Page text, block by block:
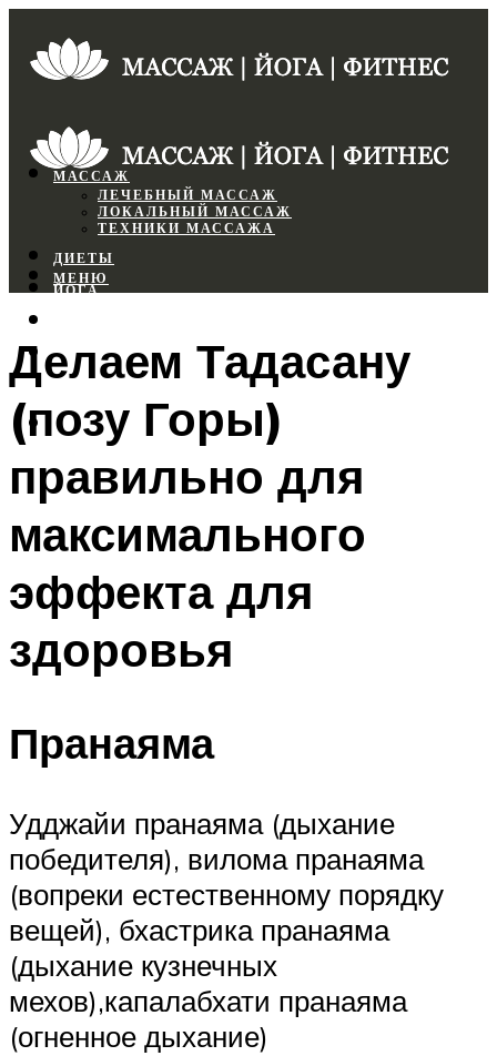
МАССАЖ
ЛЕЧЕБНЫЙ МАССАЖ
ЛОКАЛЬНЫЙ МАССАЖ
ТЕХНИКИ МАССАЖА
ДИЕТЫ
ЙОГА
ФИТНЕС
МЕНЮ
МЕНЮ
Делаем Тадасану
(позу Горы)
правильно для
максимального
эффекта для
здоровья
Пранаяма
Удджайи пранаяма (дыхание
победителя), вилома пранаяма
(вопреки естественному порядку
вещей), бхастрика пранаяма
(дыхание кузнечных
мехов),капалабхати пранаяма
(огненное дыхание)